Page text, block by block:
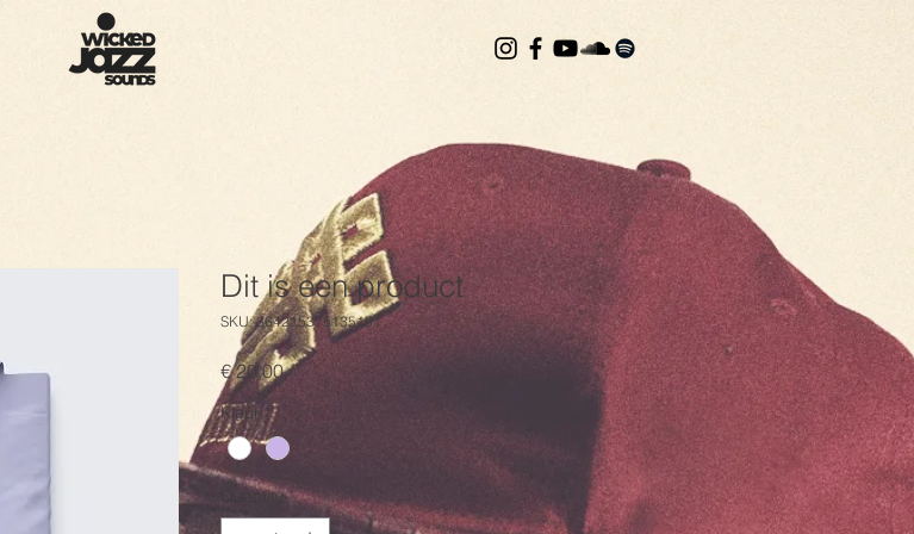
Dit is een product
SKU: 364215375135191
€ 20,00Price
Kleur *
Quantity *